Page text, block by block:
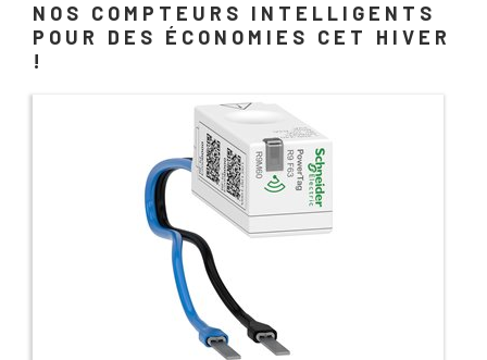
NOS COMPTEURS INTELLIGENTS
POUR DES ÉCONOMIES CET HIVER
!